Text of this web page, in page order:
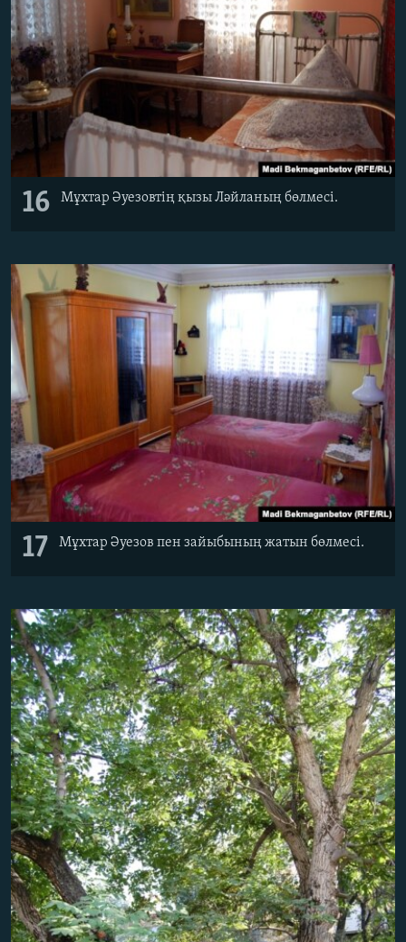
16 Мұхтар Әуезовтің қызы Ләйланың бөлмесі.
17 Мұхтар Әуезов пен зайыбының жатын бөлмесі.